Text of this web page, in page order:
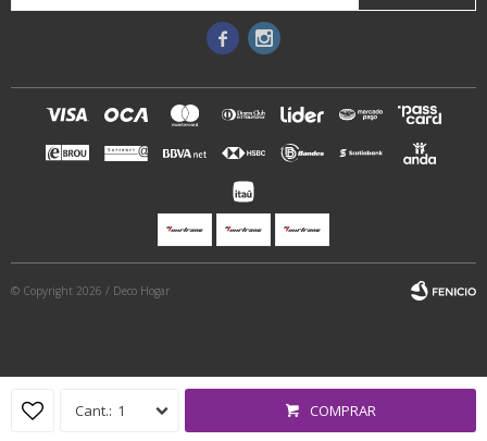
1 COMPRAR
 
© Copyright 2026 / Deco Hogar
Fenicio